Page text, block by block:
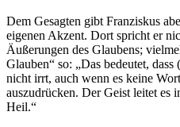
Dem Gesagten gibt Franziskus
eigenen Akzent. Dort spricht er
Äußerungen des Glaubens;
Glauben“ so: „Das bedeutet,
nicht irrt, auch wenn es keine
auszudrücken. Der Geist leitet es
Heil.“